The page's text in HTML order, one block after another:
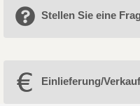
Stellen Sie eine
Einlieferung/Verkauf